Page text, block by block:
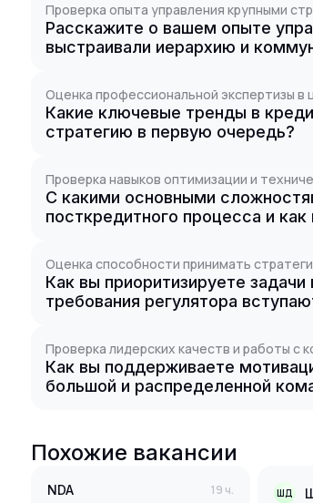
Проверка опыта управления крупными
Расскажите о вашем опыте
выстраивали иерархию и
Оценка профессиональной экспертизы
Какие ключевые тренды в
стратегию в первую очередь?
Проверка навыков оптимизации и
С какими основными
посткредитного процесса и
Оценка способности принимать
Как вы приоритизируете
требования регулятора
Проверка лидерских качеств и работы с
Как вы поддерживаете
большой и распределенной
Похожие вакансии
NDA
19 ч.
ШД